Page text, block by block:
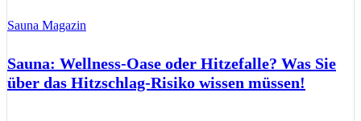
Sauna Magazin
Sauna: Wellness-Oase oder Hitzefalle? Was Sie
über das Hitzschlag-Risiko wissen müssen!